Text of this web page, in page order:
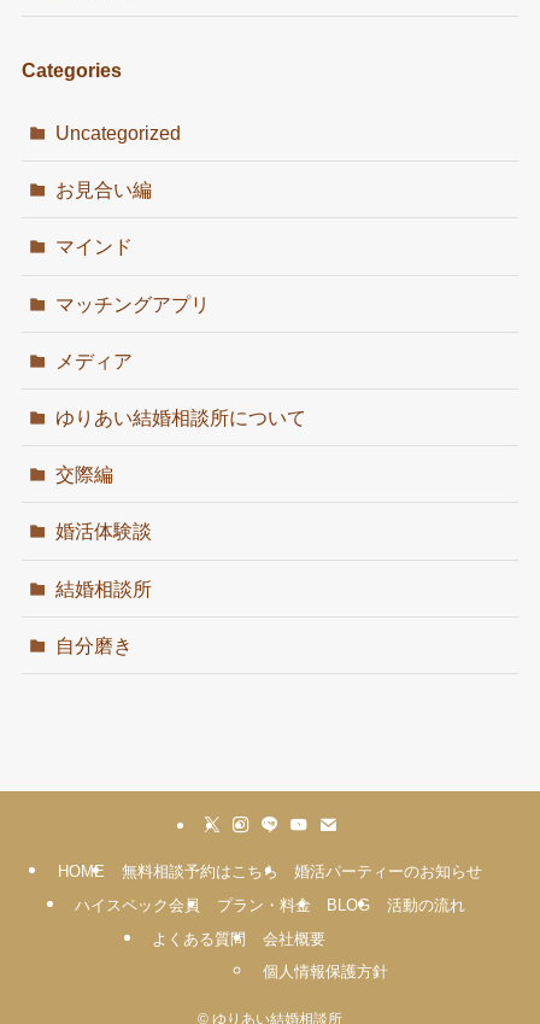
Categories
Uncategorized
お見合い編
マインド
マッチングアプリ
メディア
ゆりあい結婚相談所について
交際編
婚活体験談
結婚相談所
自分磨き
HOME 無料相談予約はこちら
婚活パーティーのお知らせ
ハイスペック会員
プラン・料金 BLOG
活動の流れ
よくある質問
会社概要
個人情報保護方針
© ゆりあい結婚相談所